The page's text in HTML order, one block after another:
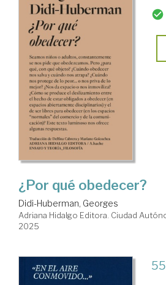
¿Por qué obedecer?
Didi-Huberman, Georges
Adriana Hidalgo Editora. Ciudad
2025